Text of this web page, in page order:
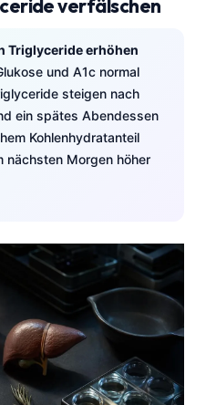
verfälschen
Triglyceride erhöhen
und A1c normal
steigen nach
ein spätes Abendessen
Kohlenhydratanteil
nächsten Morgen höher